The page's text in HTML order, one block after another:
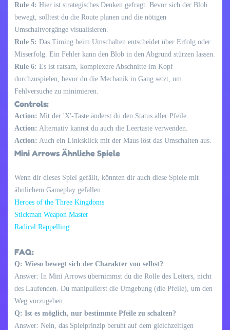
Rule 4: Hier ist strategisches Denken gefragt. Bevor sich der Blob
bewegt, solltest du die Route planen und die nötigen
Umschaltvorgänge visualisieren.
Rule 5: Das Timing beim Umschalten entscheidet über Erfolg oder
Misserfolg. Ein Fehler kann den Blob in den Abgrund stürzen lassen.
Rule 6: Es ist ratsam, komplexere Abschnitte im Kopf
durchzuspielen, bevor du die Mechanik in Gang setzt, um
Fehlversuche zu minimieren.
Controls:
Action: Mit der 'X'-Taste änderst du den Status aller Pfeile.
Action: Alternativ kannst du auch die Leertaste verwenden.
Action: Auch ein Linksklick mit der Maus löst das Umschalten aus.
Mini Arrows Ähnliche Spiele
Wenn dir dieses Spiel gefällt, könnten dir auch diese Spiele mit
ähnlichem Gameplay gefallen.
Heroes of the Three Kingdoms
Stickman Weapon Master
Radical Rappelling
FAQ:
Q: Wieso bewegt sich der Charakter von selbst?
Answer: In Mini Arrows übernimmst du die Rolle des Leiters, nicht
des Laufenden. Du manipulierst die Umgebung (die Pfeile), um den
Weg vorzugeben.
Q: Ist es möglich, nur bestimmte Pfeile zu schalten?
Answer: Nein, das Spielprinzip beruht auf dem gleichzeitigen